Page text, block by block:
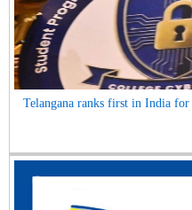
Telangana ranks first in India